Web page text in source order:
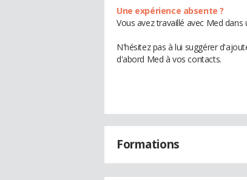
Une expérience absente ?
Vous avez travaillé avec Med
N'hésitez pas à lui suggérer
d'abord Med à vos contacts.
Formations